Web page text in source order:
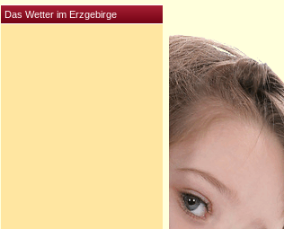
Das Wetter im Erzgebirge